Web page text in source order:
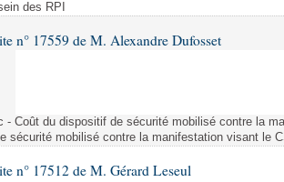
des RPI
n° 17559 de M. Alexandre Dufosset
- Coût du dispositif de sécurité mobilisé contre la
sécurité mobilisé contre la manifestation visant le
n° 17512 de M. Gérard Leseul